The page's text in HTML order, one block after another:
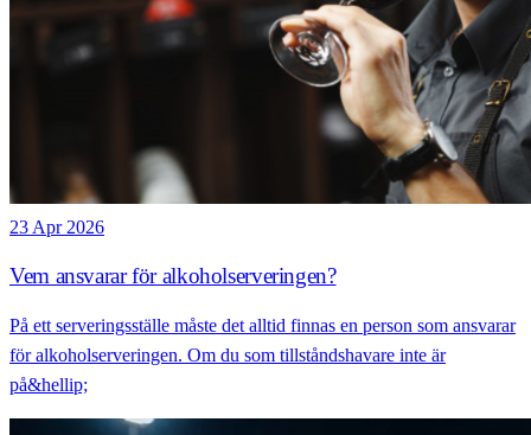
23 Apr 2026
Vem ansvarar för alkoholserveringen?
På ett serveringsställe måste det alltid finnas en person som ansvarar
för alkoholserveringen. Om du som tillståndshavare inte är
på&hellip;